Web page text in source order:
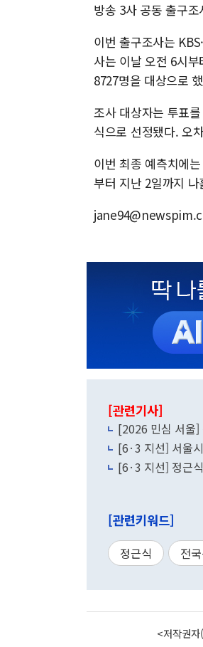
방송 3사 공동 출구
이번 출구조사는
사는 이날 오전 6시
8727명을 대상으로
조사 대상자는 투표
식으로 선정됐다. 오
이번 최종 예측치에
부터 지난 2일까지
[관련기사]
[2026 민심 서울
[6·3 지선] 서울
[6·3 지선] 정근
[관련키워드]
정근식 전
<저작권